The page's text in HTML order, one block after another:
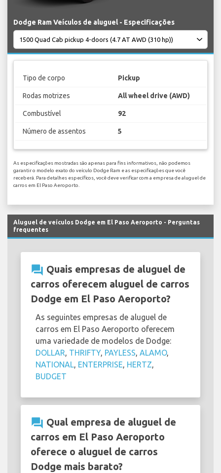
Dodge Ram Veículos de aluguel - Especificações
Tipo de corpo Pickup
Rodas motrizes All wheel drive (AWD)
Combustível 92
Número de assentos 5
As especificações mostradas são apenas para fins informativos, não podemos
garantir o modelo exato do veículo Dodge Ram e as especificações que você
receberá. Para detalhes específicos, você deve verificar com a empresa de aluguel de
carros em El Paso Aeroporto.
Aluguel de veículos Dodge em El Paso Aeroporto - Perguntas
frequentes
question_answer Quais empresas de aluguel de
carros oferecem aluguel de carros
Dodge em El Paso Aeroporto?
As seguintes empresas de aluguel de
carros em El Paso Aeroporto oferecem
uma variedade de modelos de Dodge:
DOLLAR, THRIFTY, PAYLESS, ALAMO,
NATIONAL, ENTERPRISE, HERTZ,
BUDGET
question_answer Qual empresa de aluguel de
carros em El Paso Aeroporto
oferece o aluguel de carros
Dodge mais barato?